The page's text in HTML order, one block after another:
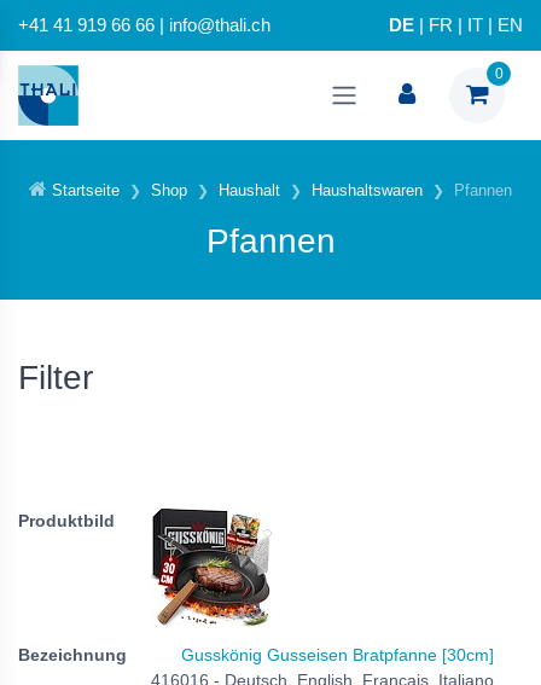
+41 41 919 66 66 | info@thali.ch DE FR IT EN
0
Startseite Shop Haushalt Haushaltswaren Pfannen
Pfannen
Filter
Gusskönig Gusseisen Bratpfanne [30cm]
416016 - Deutsch, English, Français, Italiano